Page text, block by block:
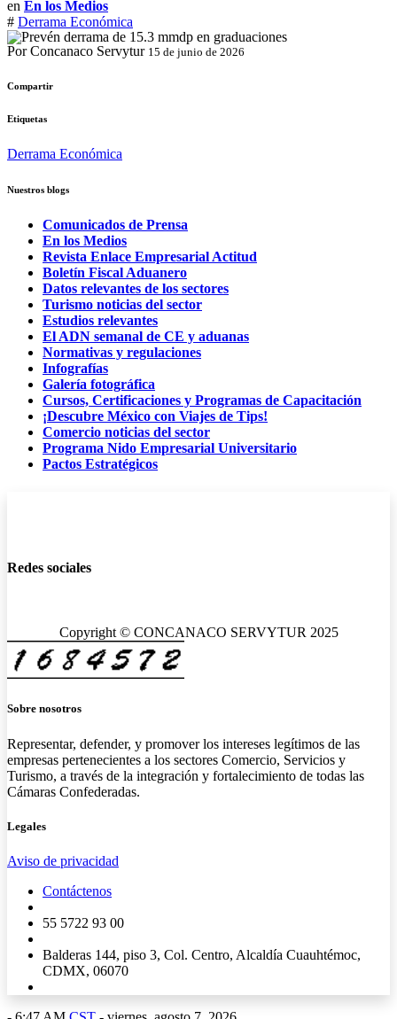
en En los Medios
# Derrama Económica
Por Concanaco Servytur 15 de junio de 2026
Compartir
Etiquetas
Derrama Económica
Nuestros blogs
Comunicados de Prensa
En los Medios
Revista Enlace Empresarial Actitud
Boletín Fiscal Aduanero
Datos relevantes de los sectores
Turismo noticias del sector
Estudios relevantes
El ADN semanal de CE y aduanas
Normativas y regulaciones
Infografías
Galería fotográfica
Cursos, Certificaciones y Programas de Capacitación
¡Descubre México con Viajes de Tips!
Comercio noticias del sector
Programa Nido Empresarial Universitario
Pactos Estratégicos
Redes sociales
Copyright © CONCANACO SERVYTUR 2025
Sobre nosotros
Representar, defender, y promover los intereses legítimos de las
empresas pertenecientes a los sectores Comercio, Servicios y
Turismo, a través de la integración y fortalecimiento de todas las
Cámaras Confederadas.
Legales
Aviso de privacidad
Contáctenos
55 5722 93 00
Balderas 144, piso 3, Col. Centro, Alcaldía Cuauhtémoc,
CDMX, 06070